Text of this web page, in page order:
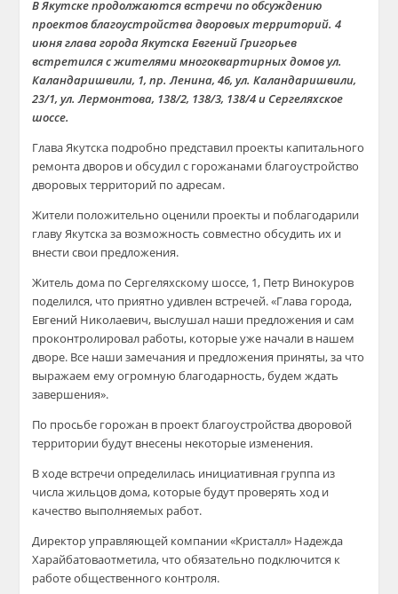
В Якутске продолжаются встречи по обсуждению
проектов благоустройства дворовых территорий. 4
июня глава города Якутска Евгений Григорьев
встретился с жителями многоквартирных домов ул.
Каландаришвили, 1, пр. Ленина, 46, ул. Каландаришвили,
23/1, ул. Лермонтова, 138/2, 138/3, 138/4 и Сергеляхское
шоссе.
Глава Якутска подробно представил проекты капитального
ремонта дворов и обсудил с горожанами благоустройство
дворовых территорий по адресам.
Жители положительно оценили проекты и поблагодарили
главу Якутсказа возможность совместно обсудить их и
внести свои предложения.
Житель дома поСергеляхскому шоссе, 1, Петр Винокуров
поделился, что приятно удивлен встречей.«Глава города,
Евгений Николаевич, выслушал наши предложения и сам
проконтролировал работы, которые уже начали в нашем
дворе. Все наши замечания и предложения приняты, за что
выражаем ему огромную благодарность, будем ждать
завершения».
По просьбе горожан в проект благоустройства дворовой
территории будут внесены некоторые изменения.
В ходе встречи определилась инициативная группа из
числа жильцов дома, которые будут проверять ход и
качество выполняемых работ.
Директор управляющей компании «Кристалл» Надежда
Харайбатоваотметила, что обязательно подключится к
работе общественного контроля.